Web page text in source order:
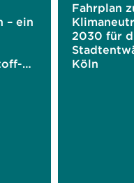
– ein
Fahrplan
2030 für
Köln